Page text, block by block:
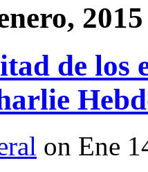
2015
de los
on Ene